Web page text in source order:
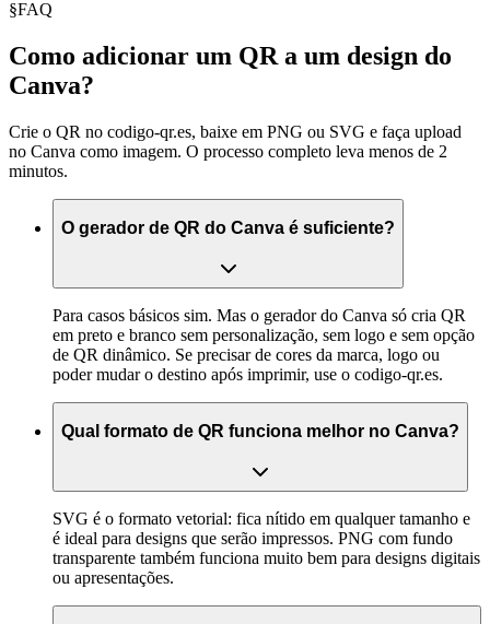
§FAQ
Como adicionar um QR a um design do
Canva?
Crie o QR no codigo-qr.es, baixe em PNG ou SVG e faça upload
no Canva como imagem. O processo completo leva menos de 2
minutos.
O gerador de QR do Canva é suficiente?
Para casos básicos sim. Mas o gerador do Canva só cria QR
em preto e branco sem personalização, sem logo e sem opção
de QR dinâmico. Se precisar de cores da marca, logo ou
poder mudar o destino após imprimir, use o codigo-qr.es.
Qual formato de QR funciona melhor no Canva?
SVG é o formato vetorial: fica nítido em qualquer tamanho e
é ideal para designs que serão impressos. PNG com fundo
transparente também funciona muito bem para designs digitais
ou apresentações.